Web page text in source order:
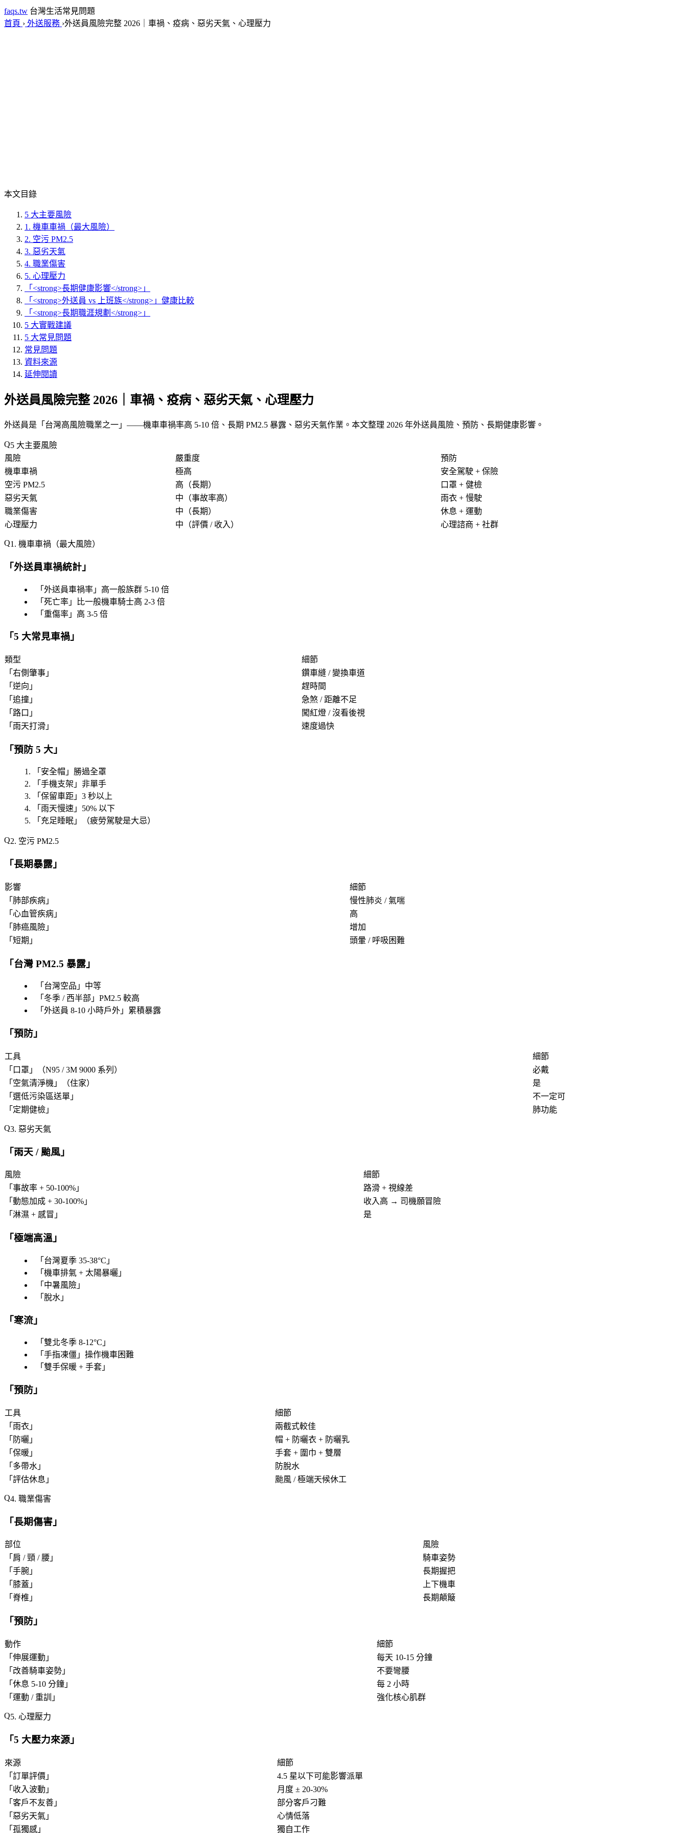
faqs.tw 台灣生活常見問題
首頁 › 外送服務 ›外送員風險完整 2026｜車禍、疫病、惡劣天氣、心理壓力
本文目錄
5 大主要風險
1. 機車車禍（最大風險）
2. 空污 PM2.5
3. 惡劣天氣
4. 職業傷害
5. 心理壓力
「<strong>長期健康影響</strong>」
「<strong>外送員 vs 上班族</strong>」健康比較
「<strong>長期職涯規劃</strong>」
5 大實戰建議
5 大常見問題
常見問題
資料來源
延伸閱讀
外送員風險完整 2026｜車禍、疫病、惡劣天氣、心理壓力
外送員是「 台灣高風險職業之一 」——機車車禍率高 5-10 倍、長期 PM2.5 暴露、惡劣天氣作業。本文整理 2026 年外送員風險、預防、長期健康影響。
5 大主要風險
風險
嚴重度
預防
機車車禍
極高
安全駕駛 + 保險
空污 PM2.5
高（長期）
口罩 + 健檢
惡劣天氣
中（事故率高）
雨衣 + 慢駛
職業傷害
中（長期）
休息 + 運動
心理壓力
中（評價 / 收入） 心理諮商 + 社群
1. 機車車禍（最大風險）
「外送員車禍統計 」
「 外送員車禍率 」高一般族群 5-10 倍
「 死亡率 」比一般機車騎士高 2-3 倍
「 重傷率 」高 3-5 倍
「5 大常見車禍 」
類型
細節
「 右側肇事 」
鑽車縫 / 變換車道
「 逆向 」
趕時間
「 追撞 」
急煞 / 距離不足
「 路口 」
闖紅燈 / 沒看後視
「 雨天打滑 」 速度過快
「預防 5 大 」
「 安全帽 」勝過全罩
「 手機支架 」非單手
「 保留車距 」3 秒以上
「 雨天慢速 」50% 以下
「 充足睡眠 」（疲勞駕駛是大忌）
2. 空污 PM2.5
「 長期暴露 」
影響
細節
「 肺部疾病 」
慢性肺炎 / 氣喘
「 心血管疾病 」
高
「 肺癌風險 」
增加
「 短期 」 頭暈 / 呼吸困難
「台灣 PM2.5 暴露 」
「 台灣空品 」中等
「 冬季 / 西半部 」PM2.5 較高
「 外送員 8-10 小時戶外 」累積暴露
「預防 」
工具
細節
「 口罩 」（N95 / 3M 9000 系列）
必戴
「 空氣清淨機 」（住家）
是
「 選低污染區送單 」
不一定可
「 定期健檢 」 肺功能
3. 惡劣天氣
「雨天 / 颱風 」
風險
細節
「 事故率 + 50-100% 」
路滑 + 視線差
「 動態加成 + 30-100% 」
收入高 → 司機願冒險
「 淋濕 + 感冒 」 是
「極端高溫 」
「 台灣夏季 35-38°C 」
「 機車排氣 + 太陽暴曬 」
「 中暑風險 」
「 脫水 」
「寒流 」
「 雙北冬季 8-12°C 」
「 手指凍僵 」操作機車困難
「 雙手保暖 + 手套 」
「預防 」
工具
細節
「 雨衣 」
兩截式較佳
「 防曬 」
帽 + 防曬衣 + 防曬乳
「 保暖 」
手套 + 圍巾 + 雙層
「 多帶水 」
防脫水
「 評估休息 」 颱風 / 極端天候休工
4. 職業傷害
「長期傷害 」
部位
風險
「 肩 / 頸 / 腰 」
騎車姿勢
「 手腕 」
長期握把
「 膝蓋 」
上下機車
「 脊椎 」 長期顛簸
「預防 」
動作
細節
「 伸展運動 」
每天 10-15 分鐘
「 改善騎車姿勢 」
不要彎腰
「 休息 5-10 分鐘 」
每 2 小時
「 運動 / 重訓 」 強化核心肌群
5. 心理壓力
「5 大壓力來源 」
來源
細節
「 訂單評價 」
4.5 星以下可能影響派單
「 收入波動 」
月度 ± 20-30%
「 客戶不友善 」
部分客戶刁難
「 惡劣天氣 」
心情低落
「 孤獨感 」 獨自工作